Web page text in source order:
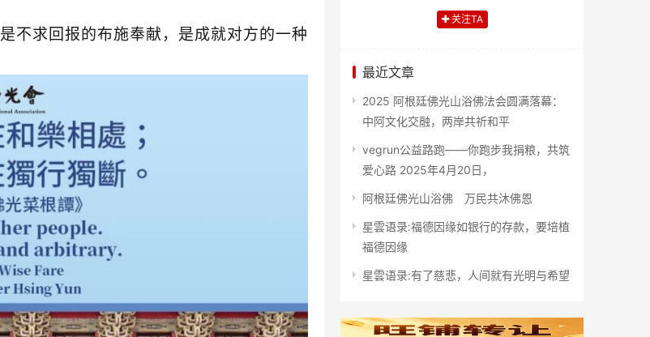
不求回报的布施奉献，是成就对方的一种
关注TA
最近文章
2025 阿根廷佛光山浴佛法会圆满落幕：
中阿文化交融，两岸共祈和平
vegrun公益路跑——你跑步我捐粮，共筑
爱心路 2025年4月20日，
阿根廷佛光山浴佛 万民共沐佛恩
星雲语录:福德因缘如银行的存款，要培植
福德因缘
星雲语录:有了慈悲，人间就有光明与希望